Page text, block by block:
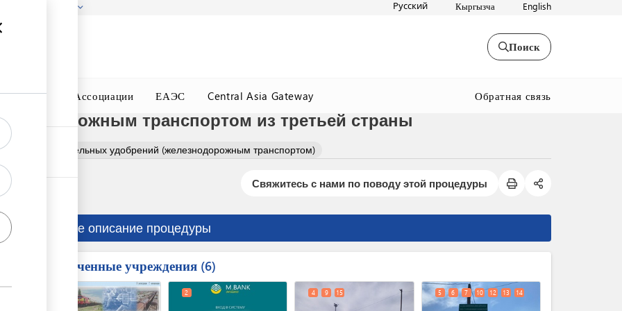
Русский Кыргызча English
Поиск
Окна Ассоциации ЕАЭС Central Asia Gateway Обратная связь
транспортом из третьей страны
растительных удобрений (железнодорожным транспортом)
Свяжитесь с нами по поводу этой процедуры
Краткое описание процедуры
Вовлеченные учреждения 6
2 4 9 15 5 6 7 10 12 13 14